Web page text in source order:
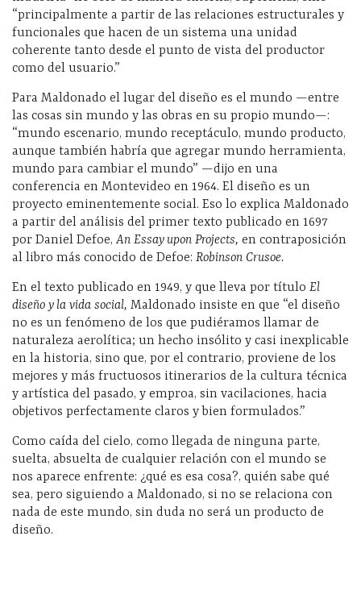
“principalmente a partir de las relaciones estructurales y
funcionales que hacen de un sistema una unidad
coherente tanto desde el punto de vista del productor
como del usuario.”
Para Maldonado el lugar del diseño es el mundo —entre
las cosas sin mundo y las obras en su propio mundo—:
“mundo escenario, mundo receptáculo, mundo producto,
aunque también habría que agregar mundo herramienta,
mundo para cambiar el mundo” —dijo en una
conferencia en Montevideo en 1964. El diseño es un
proyecto eminentemente social. Eso lo explica Maldonado
a partir del análisis del primer texto publicado en 1697
por Daniel Defoe,An Essay upon Projects, en contraposición
al libro más conocido de Defoe: Robinson Crusoe.
En el texto publicado en 1949, y que lleva por título El
diseño y la vida social, Maldonado insiste en que “el diseño
no es un fenómeno de los que pudiéramos llamar de
naturaleza aerolítica; un hecho insólito y casi inexplicable
en la historia, sino que, por el contrario, proviene de los
mejores y más fructuosos itinerarios de la cultura técnica
y artística del pasado, y emproa, sin vacilaciones, hacia
objetivos perfectamente claros y bien formulados.”
Como caída del cielo, como llegada de ninguna parte,
suelta, absuelta de cualquier relación con el mundo se
nos aparece enfrente: ¿qué es esa cosa?, quién sabe qué
sea, pero siguiendo a Maldonado, si no se relaciona con
nada de este mundo, sin duda no será un producto de
diseño.